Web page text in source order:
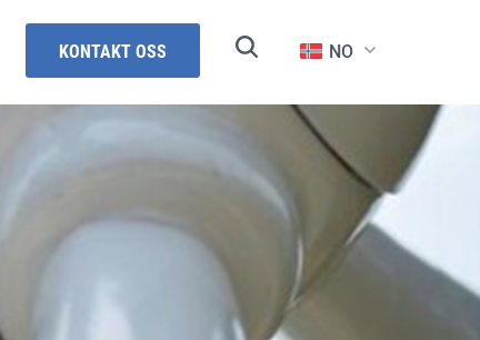
KONTAKT OSS NO